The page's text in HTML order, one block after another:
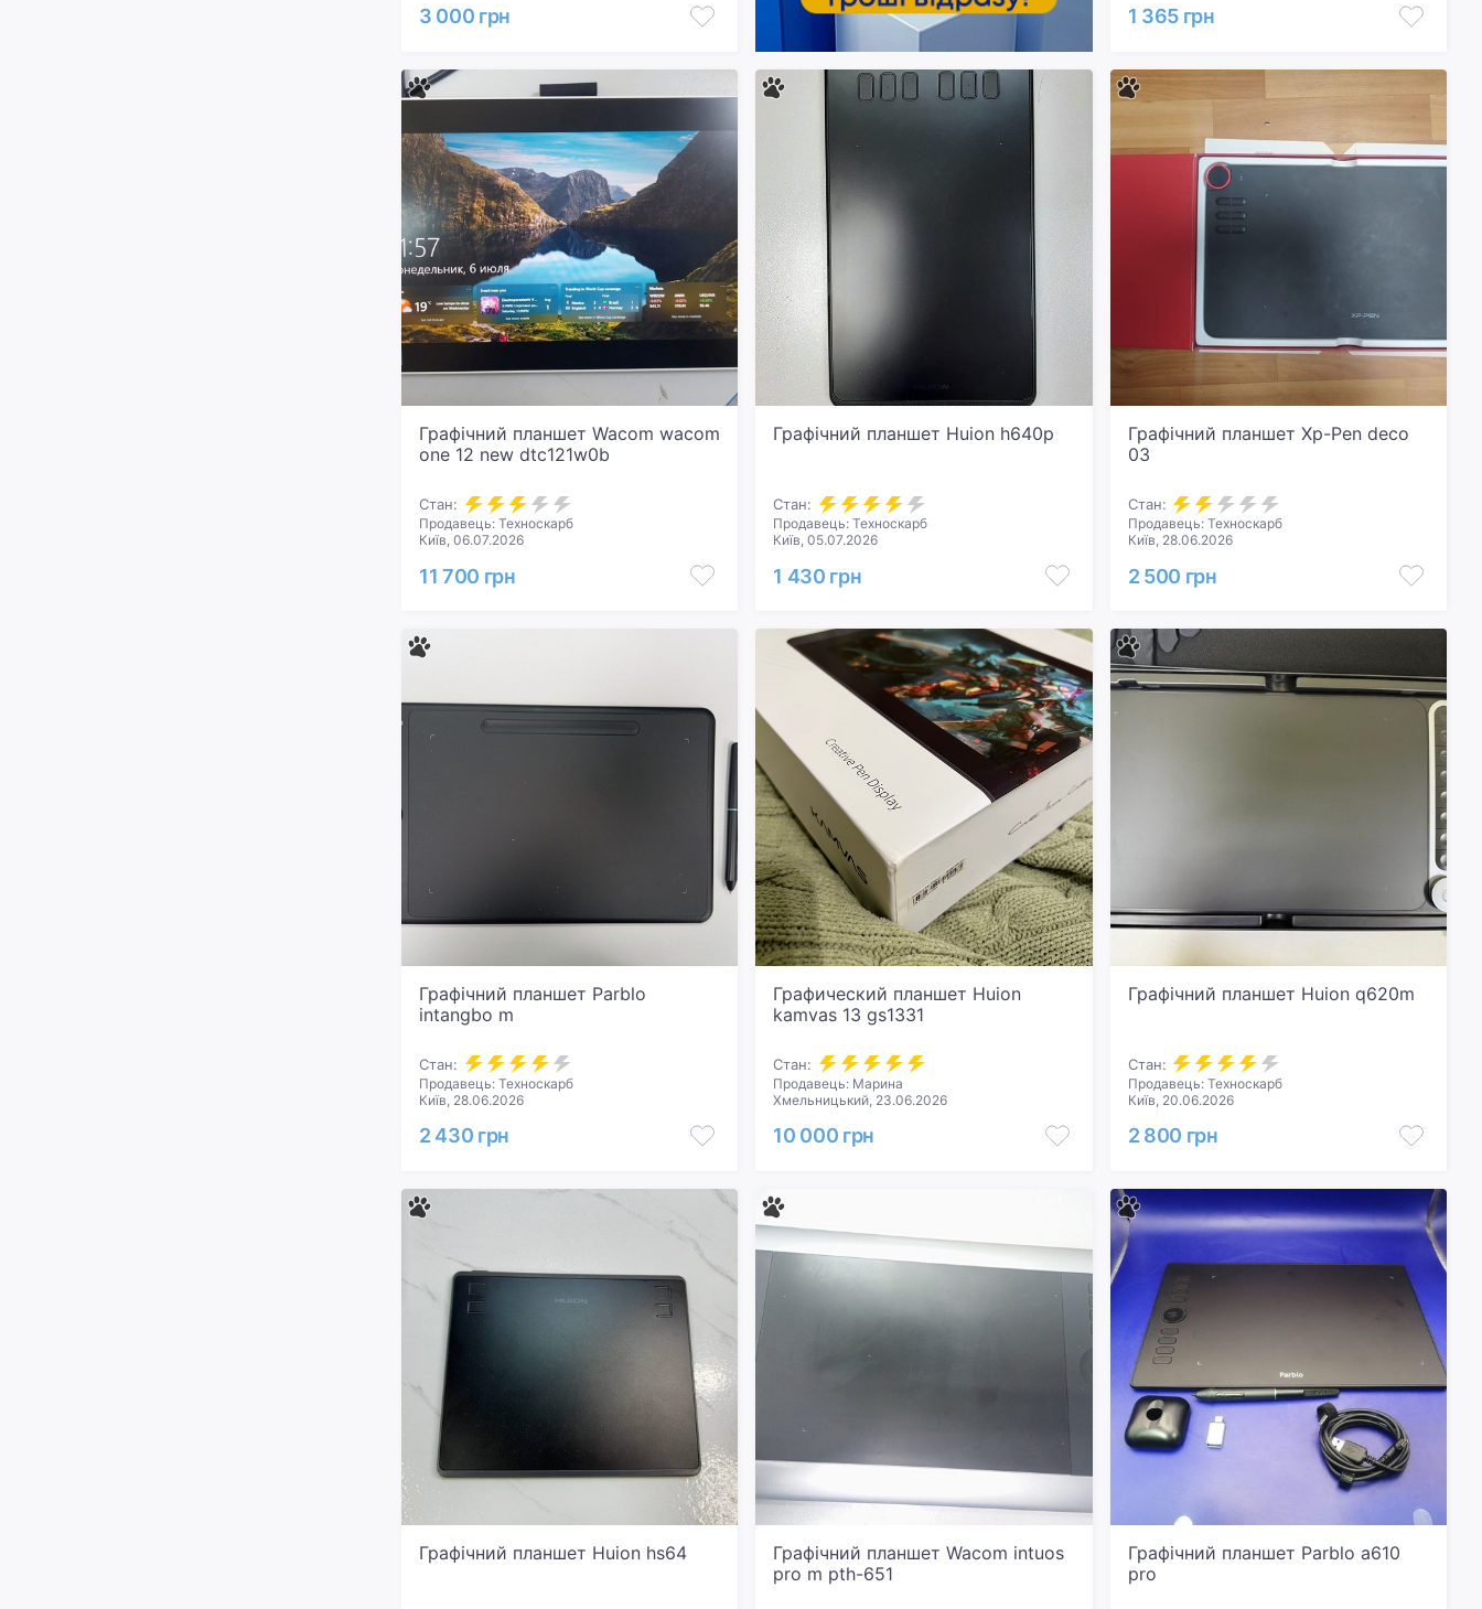
3 000 грн 1 365 грн
Графічний планшет Wacom wacom
one 12 new dtc121w0b
Стан:
Продавець: Техноскарб
Київ, 06.07.2026
11 700 грн
Графічний планшет Huion h640p
Стан:
Продавець: Техноскарб
Київ, 05.07.2026
1 430 грн
Графічний планшет Xp-Pen deco
03
Стан:
Продавець: Техноскарб
Київ, 28.06.2026
2 500 грн
Графічний планшет Parblo
intangbo m
Стан:
Продавець: Техноскарб
Київ, 28.06.2026
2 430 грн
Графический планшет Huion
kamvas 13 gs1331
Стан:
Продавець: Марина
Хмельницький, 23.06.2026
10 000 грн
Графічний планшет Huion q620m
Стан:
Продавець: Техноскарб
Київ, 20.06.2026
2 800 грн
Графічний планшет Huion hs64
Графічний планшет Wacom intuos
pro m pth-651
Графічний планшет Parblo a610
pro